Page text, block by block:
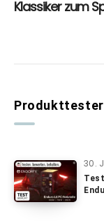
Produkttester
30.